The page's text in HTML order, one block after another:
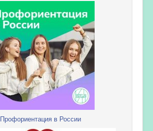
Профориентация в России